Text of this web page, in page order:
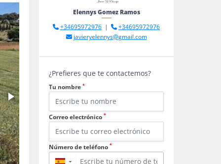
Elennys Gomez Ramos
+34695972976 |
+34695972976
javieryelennys@gmail.com
¿Prefieres que te contactemos?
Tu nombre *
Correo electrónico *
Número de teléfono *
▼